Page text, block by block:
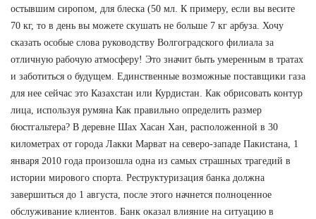
остывшим сиропом, для блеска (50 мл. К примеру, если вы весите
70 кг, то в день вы можете скушать не больше 7 кг арбуза. Хочу
сказать особые слова руководству Волгоградского филиала за
отличную рабочую атмосферу! Это значит быть умеренным в тратах
и заботиться о будущем. Единственные возможные поставщики газа
для нее сейчас это Казахстан или Курдистан. Как обрисовать контур
лица, используя румяна Как правильно определить размер
бюстгальтера? В деревне Шах Хасан Хан, расположенной в 30
километрах от города Лакки Марват на северо-западе Пакистана, 1
января 2010 года произошла одна из самых страшных трагедий в
истории мирового спорта. Реструктуризация банка должна
завершиться до 1 августа, после этого начнется полноценное
обслуживание клиентов. Банк оказал влияние на ситуацию в